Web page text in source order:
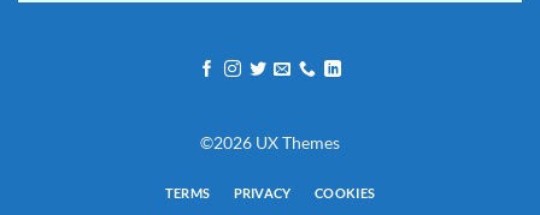
©2026 UX Themes
TERMS PRIVACY COOKIES